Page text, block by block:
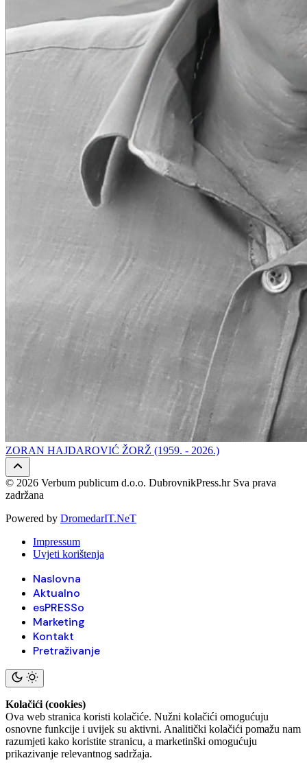
ZORAN HAJDAROVIĆ ŽORŽ (1959. - 2026.)
© 2026 Verbum publicum d.o.o. DubrovnikPress.hr Sva prava
zadržana
Powered by DromedarIT.NeT
Impressum
Uvjeti korištenja
Naslovna
Aktualno
esPRESSo
Marketing
Kontakt
Pretraživanje
Kolačići (cookies)
Ova web stranica koristi kolačiće. Nužni kolačići omogućuju
osnovne funkcije i uvijek su aktivni. Analitički kolačići pomažu nam
razumjeti kako koristite stranicu, a marketinški omogućuju
prikazivanje relevantnog sadržaja.